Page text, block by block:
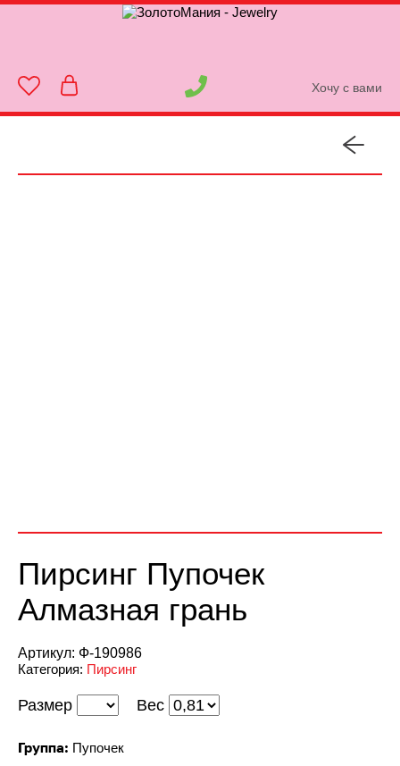
Хочу с вами
Пирсинг Пупочек
Алмазная грань
Артикул: Ф-190986
Категория: Пирсинг
Размер Вес
Группа: Пупочек